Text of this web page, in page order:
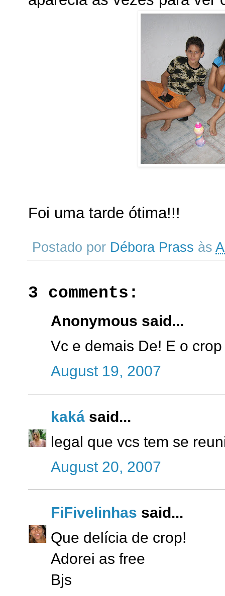
Foi uma tarde ótima!!!
Postado por Débora Prass às
3 comments:
Anonymous said...
Vc e demais De! E o
August 19, 2007
kaká said...
legal que vcs tem se
August 20, 2007
FiFivelinhas said...
Que delícia de crop!
Adorei as free
Bjs